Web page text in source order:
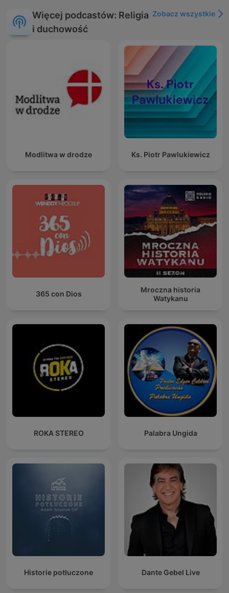
Więcej podcastów: Religia
i duchowość
Zobacz wszystkie
Modlitwa w drodze Ks. Piotr Pawlukiewicz
365 con Dios
Mroczna historia
Watykanu
ROKA STEREO Palabra Ungida
Historie potłuczone Dante Gebel Live